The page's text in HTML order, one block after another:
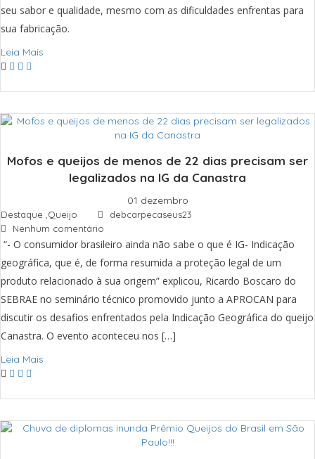
seu sabor e qualidade, mesmo com as dificuldades enfrentas para
sua fabricação.
Leia Mais
Mofos e queijos de menos de 22 dias precisam ser
legalizados na IG da Canastra
01 dezembro
Destaque ,Queijo
debcarpecaseus23
Nenhum comentário
“- O consumidor brasileiro ainda não sabe o que é IG- Indicação
geográfica, que é, de forma resumida a proteção legal de um
produto relacionado à sua origem” explicou, Ricardo Boscaro do
SEBRAE no seminário técnico promovido junto a APROCAN para
discutir os desafios enfrentados pela Indicação Geográfica do queijo
Canastra. O evento aconteceu nos […]
Leia Mais